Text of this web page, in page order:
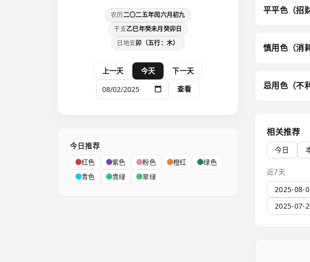
农历二〇二五年闰六月初九
干支乙巳年癸未月癸卯日
日地支卯（五行：木）
上一天 今天
下一天
查看
今日推荐
红色 紫色 粉色 橙红
绿色
青色
青绿 翠绿
平平色（招
慎用色（消
忌用色（不
相关推荐
今日
近7天
2025-08-
2025-07-